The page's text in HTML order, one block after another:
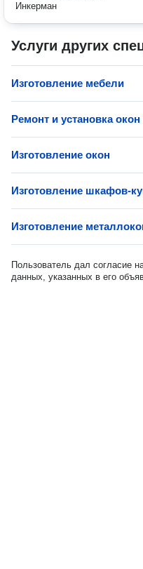
Инкерман
Услуги других
Изготовление мебели
Ремонт и установка
Изготовление окон
Изготовление шкафов-
Изготовление
Пользователь дал согласие
данных, указанных в его